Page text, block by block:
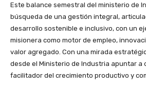
Este balance semestral del ministerio de
búsqueda de una gestión integral,
desarrollo sostenible e inclusivo, con un
misionera como motor de empleo,
valor agregado. Con una mirada
desde el Ministerio de Industria apuntar a
facilitador del crecimiento productivo y